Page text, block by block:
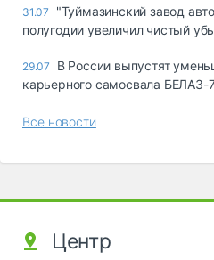
31.07
"Туймазинский завод
полугодии увеличил чистый
29.07
В России выпустят
карьерного самосвала БЕЛАЗ-
Все новости
Центр